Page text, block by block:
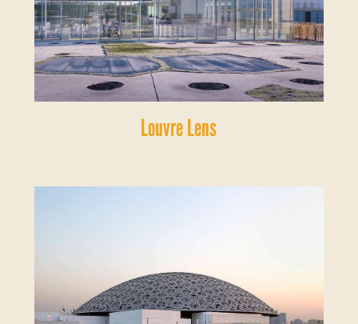
Louvre Lens